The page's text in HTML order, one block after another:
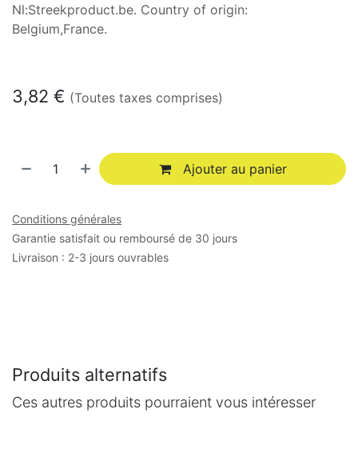
Nl:Streekproduct.be. Country of origin:
Belgium,France.
3,82 € (Toutes taxes comprises)
Ajouter au panier
Conditions générales
Garantie satisfait ou remboursé de 30 jours
Livraison : 2-3 jours ouvrables
Produits alternatifs
Ces autres produits pourraient vous intéresser